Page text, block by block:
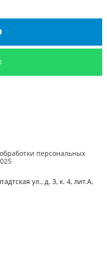
персональных
ул., д. 3, к. 4, лит.А,